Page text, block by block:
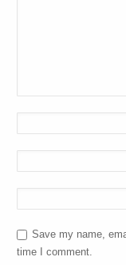
Save my name,
time I comment.